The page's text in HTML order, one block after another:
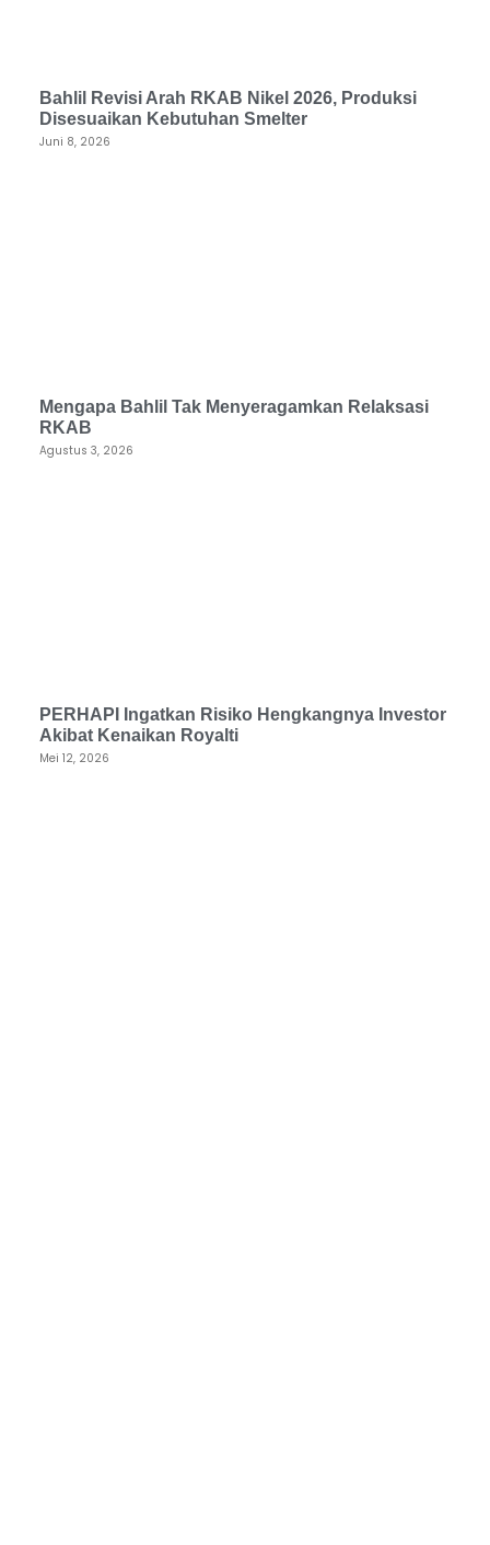
Bahlil Revisi Arah RKAB Nikel 2026, Produksi
Disesuaikan Kebutuhan Smelter
Juni 8, 2026
Mengapa Bahlil Tak Menyeragamkan Relaksasi
RKAB
Agustus 3, 2026
PERHAPI Ingatkan Risiko Hengkangnya Investor
Akibat Kenaikan Royalti
Mei 12, 2026